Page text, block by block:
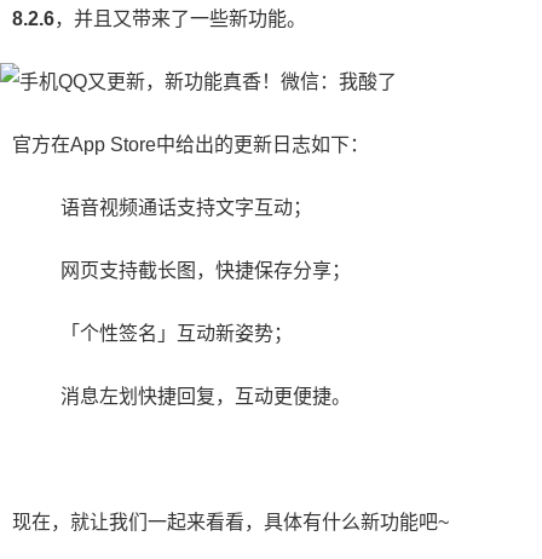
8.2.6，并且又带来了一些新功能。
官方在App Store中给出的更新日志如下：
语音视频通话支持文字互动；
网页支持截长图，快捷保存分享；
「个性签名」互动新姿势；
消息左划快捷回复，互动更便捷。
现在，就让我们一起来看看，具体有什么新功能吧~